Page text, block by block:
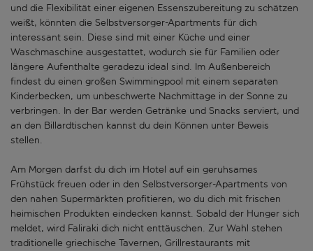
und die Flexibilität einer eigenen Essenszubereitung zu schätzen
weißt, könnten die Selbstversorger-Apartments für dich
interessant sein. Diese sind mit einer Küche und einer
Waschmaschine ausgestattet, wodurch sie für Familien oder
längere Aufenthalte geradezu ideal sind. Im Außenbereich
findest du einen großen Swimmingpool mit einem separaten
Kinderbecken, um unbeschwerte Nachmittage in der Sonne zu
verbringen. In der Bar werden Getränke und Snacks serviert, und
an den Billardtischen kannst du dein Können unter Beweis
stellen.
Am Morgen darfst du dich im Hotel auf ein geruhsames
Frühstück freuen oder in den Selbstversorger-Apartments von
den nahen Supermärkten profitieren, wo du dich mit frischen
heimischen Produkten eindecken kannst. Sobald der Hunger sich
meldet, wird Faliraki dich nicht enttäuschen. Zur Wahl stehen
traditionelle griechische Tavernen, Grillrestaurants mit